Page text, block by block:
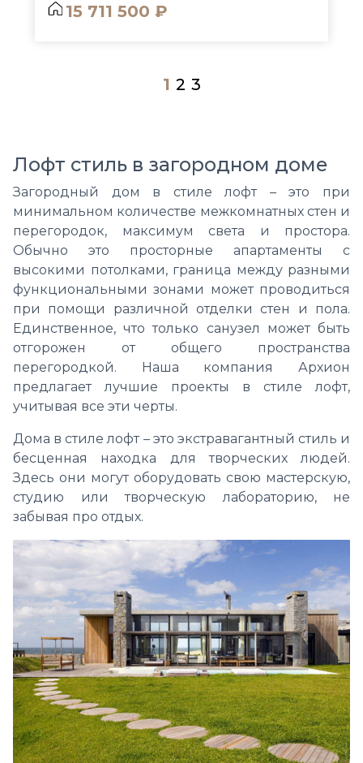
15 711 500 ₽
1 2 3
Лофт стиль в загородном доме
Загородный дом в стиле лофт – это при
минимальном количестве межкомнатных стен и
перегородок, максимум света и простора.
Обычно это просторные апартаменты с
высокими потолками, граница между разными
функциональными зонами может проводиться
при помощи различной отделки стен и пола.
Единственное, что только санузел может быть
отгорожен от общего пространства
перегородкой. Наша компания Архион
предлагает лучшие проекты в стиле лофт,
учитывая все эти черты.
Дома в стиле лофт – это экстравагантный стиль и
бесценная находка для творческих людей.
Здесь они могут оборудовать свою мастерскую,
студию или творческую лабораторию, не
забывая про отдых.